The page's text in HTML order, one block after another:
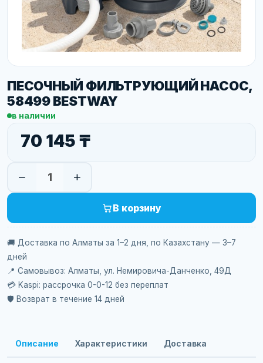
ПЕСОЧНЫЙ ФИЛЬТРУЮЩИЙ НАСОС,
58499 BESTWAY
в наличии
70 145 ₸
− 1 +
В корзину
🚚 Доставка по Алматы за 1–2 дня, по Казахстану — 3–7
дней
📍 Самовывоз: Алматы, ул. Немировича-Данченко, 49Д
💳 Kaspi: рассрочка 0-0-12 без переплат
🛡️ Возврат в течение 14 дней
Описание Характеристики Доставка